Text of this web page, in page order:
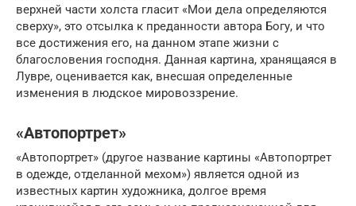
верхней части холста гласит «Мои дела определяются
сверху», это отсылка к преданности автора Богу, и что
все достижения его, на данном этапе жизни с
благословения господня. Данная картина, хранящаяся в
Лувре, оценивается как, внесшая определенные
изменения в людское мировоззрение.
«Автопортрет»
«Автопортрет» (другое название картины «Автопортрет
в одежде, отделанной мехом») является одной из
известных картин художника, долгое время